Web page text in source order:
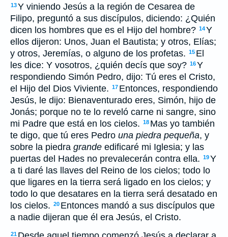
13Y viniendo Jesús a la región de Cesarea de
Filipo, preguntó a sus discípulos, diciendo: ¿Quién
dicen los hombres que es el Hijo del hombre? 14Y
ellos dijeron: Unos, Juan el Bautista; y otros, Elías;
y otros, Jeremías, o alguno de los profetas. 15 El
les dice: Y vosotros, ¿quién decís que soy? 16Y
respondiendo Simón Pedro, dijo: Tú eres el Cristo,
el Hijo del Dios Viviente. 17 Entonces, respondiendo
Jesús, le dijo: Bienaventurado eres, Simón, hijo de
Jonás; porque no te lo reveló carne ni sangre, sino
mi Padre que está en los cielos. 18 Mas yo también
te digo, que tú eres Pedro una piedra pequeña, y
sobre la piedra grande edificaré mi Iglesia; y las
puertas del Hades no prevalecerán contra ella. 19Y
a ti daré las llaves del Reino de los cielos; todo lo
que ligares en la tierra será ligado en los cielos; y
todo lo que desatares en la tierra será desatado en
los cielos. 20 Entonces mandó a sus discípulos que
a nadie dijeran que él era Jesús, el Cristo.
21